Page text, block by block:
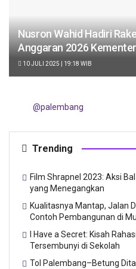
Nusron Wahid Hadiri
Anggaran 2026
10 JULI 2025 | 19:18 WIB
@palembang
Trending
Film Shrapnel 2023: Aksi
yang Menegangkan
Kualitasnya Mantap, Jalan
Contoh Pembangunan di
I Have a Secret: Kisah
Tersembunyi di Sekolah
Tol Palembang–Betung